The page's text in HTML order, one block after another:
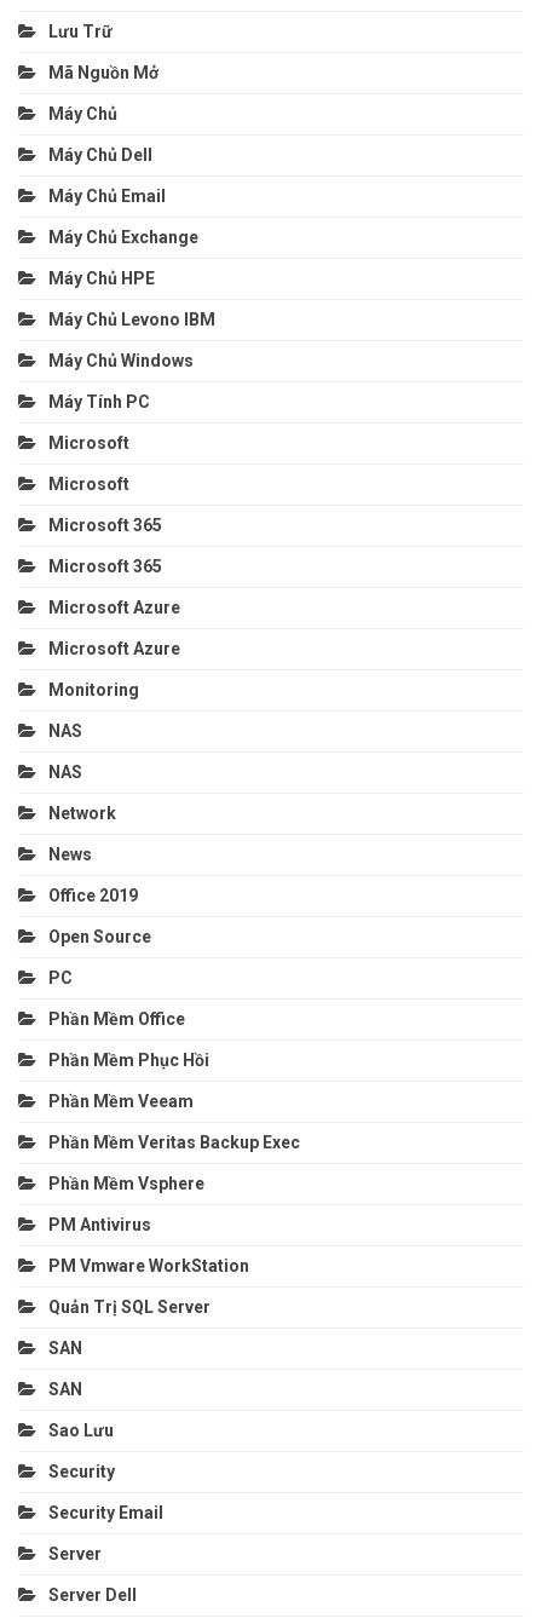
Lưu Trữ
Mã Nguồn Mở
Máy Chủ
Máy Chủ Dell
Máy Chủ Email
Máy Chủ Exchange
Máy Chủ HPE
Máy Chủ Levono IBM
Máy Chủ Windows
Máy Tính PC
Microsoft
Microsoft
Microsoft 365
Microsoft 365
Microsoft Azure
Microsoft Azure
Monitoring
NAS
NAS
Network
News
Office 2019
Open Source
PC
Phần Mềm Office
Phần Mềm Phục Hồi
Phần Mềm Veeam
Phần Mềm Veritas Backup Exec
Phần Mềm Vsphere
PM Antivirus
PM Vmware WorkStation
Quản Trị SQL Server
SAN
SAN
Sao Lưu
Security
Security Email
Server
Server Dell